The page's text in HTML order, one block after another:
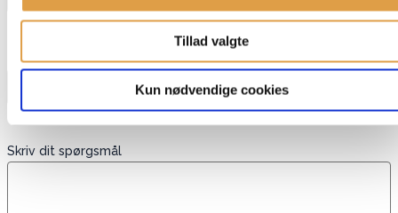
Tillad valgte
Kun nødvendige cookies
Telefon
Skriv dit spørgsmål